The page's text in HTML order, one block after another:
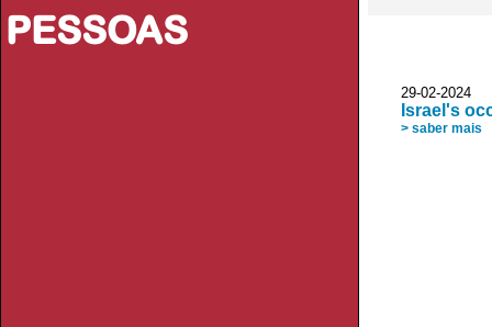
PESSOAS
29-02-
Israel's
> saber mais